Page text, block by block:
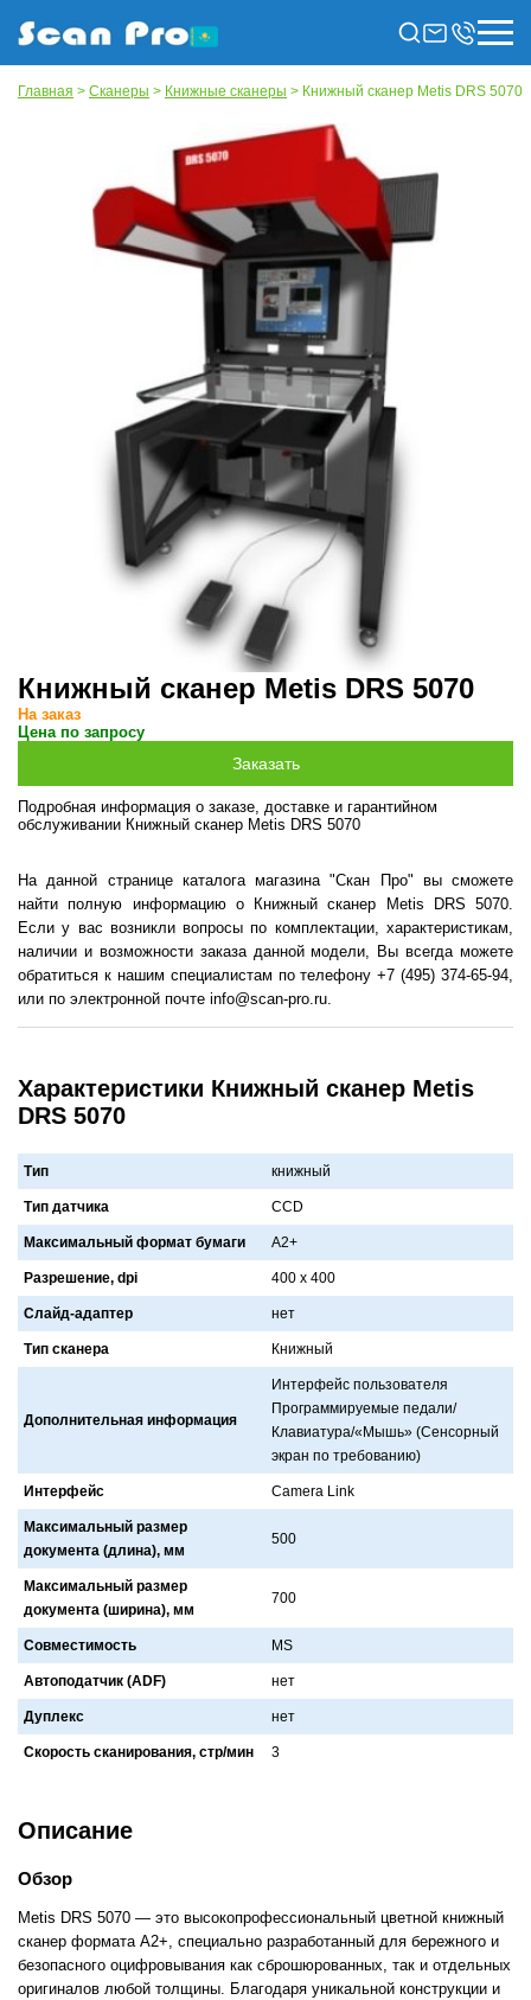
Главная > Сканеры > Книжные сканеры > Книжный сканер Metis DRS 5070
Книжный сканер Metis DRS 5070
На заказ
Цена по запросу
Подробная информация о заказе, доставке и гарантийном
обслуживании Книжный сканер Metis DRS 5070
На данной странице каталога магазина "Скан Про" вы сможете
найти полную информацию о Книжный сканер Metis DRS 5070.
Если у вас возникли вопросы по комплектации, характеристикам,
наличии и возможности заказа данной модели, Вы всегда можете
обратиться к нашим специалистам по телефону +7 (495) 374-65-94,
или по электронной почте info@scan-pro.ru.
Характеристики Книжный сканер Metis
DRS 5070
Тип книжный
Тип датчика CCD
Максимальный формат бумаги A2+
Разрешение, dpi 400 х 400
Слайд-адаптер нет
Тип сканера Книжный
Дополнительная информация
Интерфейс пользовaтеля
Прогрaммируемые педaли/
Клaвиaтурa/«Мышь» (Сенсорный
экрaн по требовaнию)
Интерфейс Camera Link
Максимальный размер
документа (длина), мм
500
Максимальный размер
документа (ширина), мм
700
Совместимость MS
Автоподатчик (ADF) нет
Дуплекс нет
Скорость сканирования, стр/мин 3
Описание
Обзор
Metis DRS 5070 — это высокопрофессиональный цветной книжный
сканер формата A2+, специально разработанный для бережного и
безопасного оцифровывания как сброшюрованных, так и отдельных
оригиналов любой толщины. Благодаря уникальной конструкции и